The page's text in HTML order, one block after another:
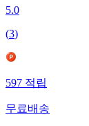
5.0
(3)
597적립
무료배송